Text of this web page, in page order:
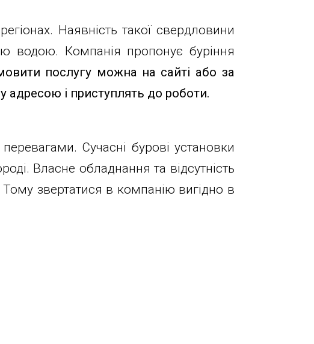
Наявність такої свердловини
водою. Компанія пропонує буріння
послугу можна на сайті або за
адресою і приступлять до роботи.
Сучасні бурові установки
Власне обладнання та відсутність
звертатися в компанію вигідно в